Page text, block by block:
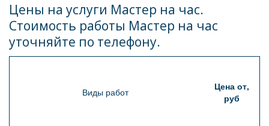
Цены на услуги Мастер на час.
Стоимость работы Мастер на час
уточняйте по телефону.
Виды работ
Цена от,
руб